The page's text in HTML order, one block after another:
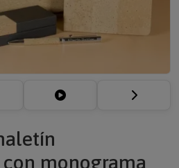
monograma